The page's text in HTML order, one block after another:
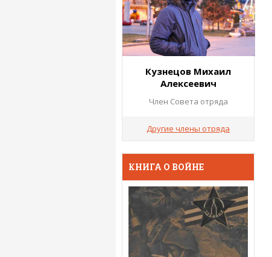
Кузнецов Михаил
Алексеевич
Член Совета отряда
Другие члены отряда
КНИГА О ВОЙНЕ